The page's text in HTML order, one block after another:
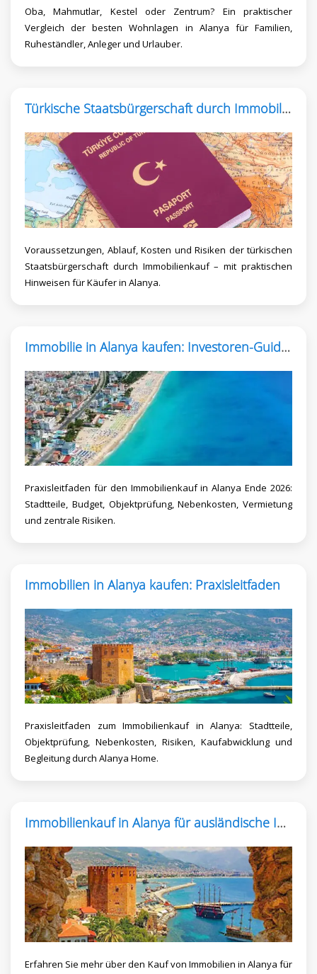
Oba, Mahmutlar, Kestel oder Zentrum? Ein praktischer
Vergleich der besten Wohnlagen in Alanya für Familien,
Ruheständler, Anleger und Urlauber.
Türkische Staatsbürgerschaft durch Immobilienkauf
Voraussetzungen, Ablauf, Kosten und Risiken der türkischen
Staatsbürgerschaft durch Immobilienkauf – mit praktischen
Hinweisen für Käufer in Alanya.
Immobilie in Alanya kaufen: Investoren-Guide 2026
Praxisleitfaden für den Immobilienkauf in Alanya Ende 2026:
Stadtteile, Budget, Objektprüfung, Nebenkosten, Vermietung
und zentrale Risiken.
Immobilien in Alanya kaufen: Praxisleitfaden
Praxisleitfaden zum Immobilienkauf in Alanya: Stadtteile,
Objektprüfung, Nebenkosten, Risiken, Kaufabwicklung und
Begleitung durch Alanya Home.
Immobilienkauf in Alanya für ausländische Investoren
Erfahren Sie mehr über den Kauf von Immobilien in Alanya für